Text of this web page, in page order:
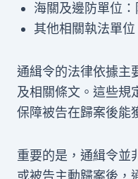
海關及邊防單位
其他相關執法單
通緝令的法律依據主
及相關條文。這些規
保障被告在歸案後能
重要的是，通緝令並
或被告主動歸案後，